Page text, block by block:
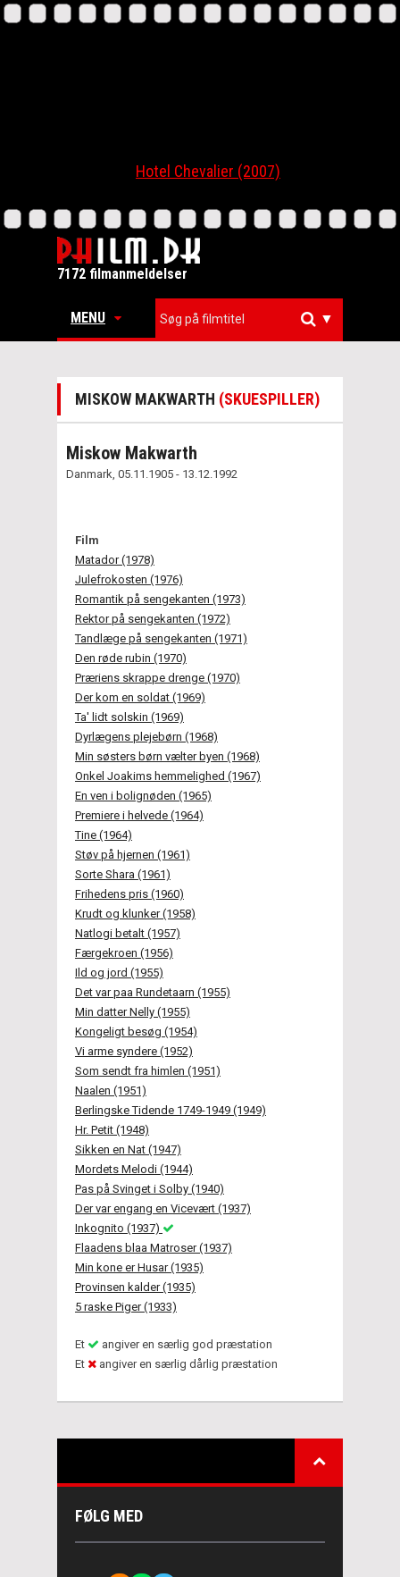
Hotel Chevalier (2007)
7172 filmanmeldelser
MENU ▼
MISKOW MAKWARTH (SKUESPILLER)
Miskow Makwarth
Danmark, 05.11.1905 - 13.12.1992
Film
Matador (1978)
Julefrokosten (1976)
Romantik på sengekanten (1973)
Rektor på sengekanten (1972)
Tandlæge på sengekanten (1971)
Den røde rubin (1970)
Præriens skrappe drenge (1970)
Der kom en soldat (1969)
Ta' lidt solskin (1969)
Dyrlægens plejebørn (1968)
Min søsters børn vælter byen (1968)
Onkel Joakims hemmelighed (1967)
En ven i bolignøden (1965)
Premiere i helvede (1964)
Tine (1964)
Støv på hjernen (1961)
Sorte Shara (1961)
Frihedens pris (1960)
Krudt og klunker (1958)
Natlogi betalt (1957)
Færgekroen (1956)
Ild og jord (1955)
Det var paa Rundetaarn (1955)
Min datter Nelly (1955)
Kongeligt besøg (1954)
Vi arme syndere (1952)
Som sendt fra himlen (1951)
Naalen (1951)
Berlingske Tidende 1749-1949 (1949)
Hr. Petit (1948)
Sikken en Nat (1947)
Mordets Melodi (1944)
Pas på Svinget i Solby (1940)
Der var engang en Vicevært (1937)
Inkognito (1937)
Flaadens blaa Matroser (1937)
Min kone er Husar (1935)
Provinsen kalder (1935)
5 raske Piger (1933)
Et
angiver en særlig god præstation
Et
angiver en særlig dårlig præstation
FØLG MED